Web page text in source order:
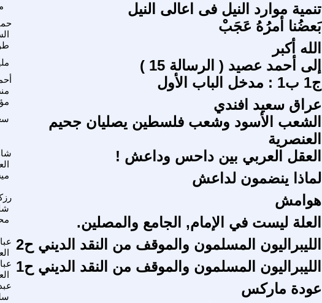
تنمية موارد النيل فى اعالى النيل
بَعضُنا أمرُهُ عَجَبْ
الله أكبر
إلى أحمد عصيد ( الرسالة 15 )
ج1 ب1 : مدخل الباب الأول
عراق سعيد افندي
الشعب الأسود وشعب فلسطين يصليان جحيم
العنصرية
العقل العربي بين داحس وداعش !
لماذا ينضمون لداعش
هوامش
العلة ليست في الإمام, الجامع والمصلين.
الليبراليون المسلمون والموقف من النقد الديني ح2
الليبراليون المسلمون والموقف من النقد الديني ح1
عودة ماركس